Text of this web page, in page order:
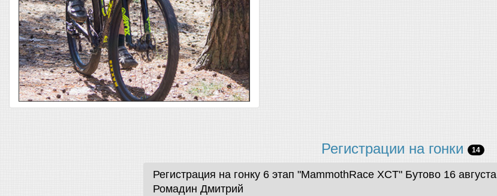
Регистрации на гонки 14
Регистрация на гонку 6 этап "MammothRace XCT" Бутово 16 августа
Ромадин Дмитрий